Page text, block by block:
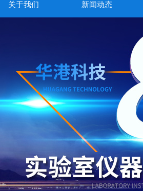
关于我们 新闻动态